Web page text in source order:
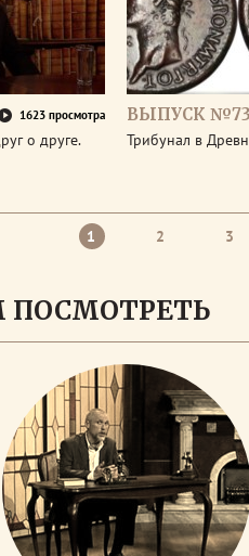
1623 просмотра
о друге.
ВЫПУСК
Трибунал в
1 2 3
ПОСМОТРЕТЬ